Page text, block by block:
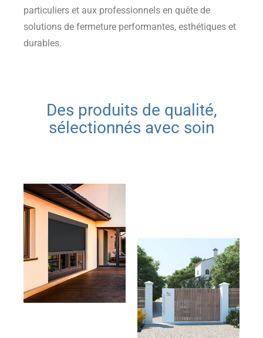
particuliers et aux professionnels en quête de
solutions de fermeture performantes, esthétiques et
durables.
Des produits de qualité,
sélectionnés avec soin